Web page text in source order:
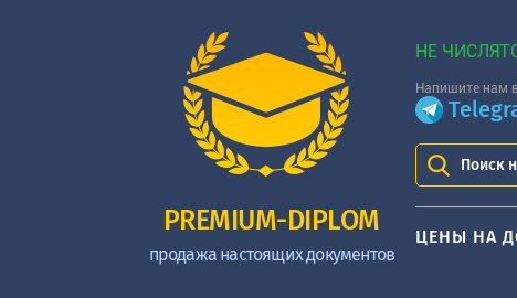
PREMIUM-DIPLOM
продажа настоящих документов
НЕ
Напишите нам
Поиск
ЦЕНЫ НА